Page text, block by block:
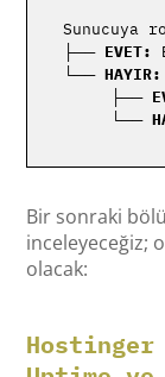
Sunucuya
├── EVET:
└── HAYIR:
├──
└──
Bir sonraki
inceleyeceğiz;
olacak: